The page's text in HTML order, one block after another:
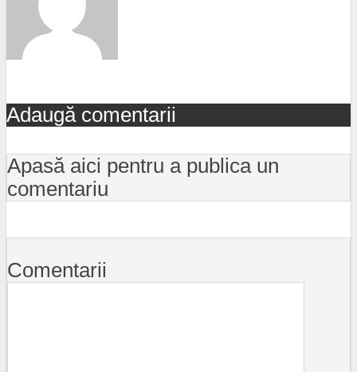
Adaugă comentarii
Apasă aici pentru a publica un
comentariu
Comentarii